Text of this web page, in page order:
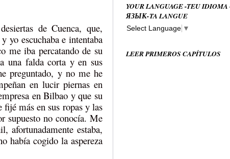
de Cuenca, que,
yo escuchaba e intentaba
me iba percatando de su
una falda corta y en sus
preguntado, y no me he
en lucir piernas en
en Bilbao y que su
más en sus ropas y las
supuesto no conocía. Me
afortunadamente estaba,
había cogido la aspereza
YOUR LANGUAGE -TEU
ЯЗЫК-TA LANGUE
Select Language ▼
LEER PRIMEROS CAPÍTULOS